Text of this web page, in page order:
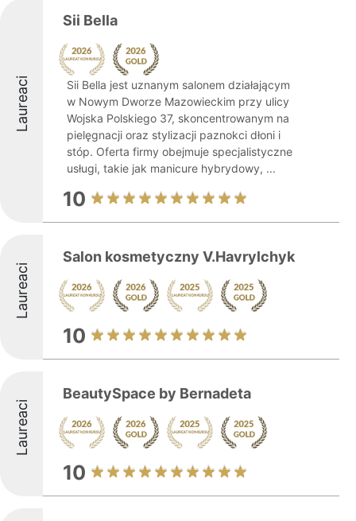
Laureaci
Sii Bella
Sii Bella jest uznanym salonem działającym
w Nowym Dworze Mazowieckim przy ulicy
Wojska Polskiego 37, skoncentrowanym na
pielęgnacji oraz stylizacji paznokci dłoni i
stóp. Oferta firmy obejmuje specjalistyczne
usługi, takie jak manicure hybrydowy, ...
10
Laureaci
Salon kosmetyczny V.Havrylchyk
10
Laureaci
BeautySpace by Bernadeta
10